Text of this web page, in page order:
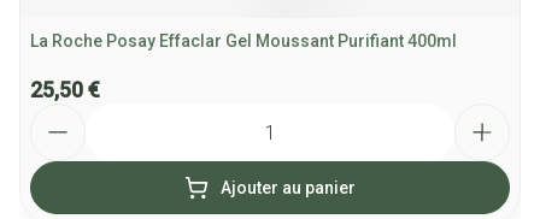
La Roche Posay Effaclar Gel Moussant Purifiant 400ml
25,50 €
Ajouter au panier